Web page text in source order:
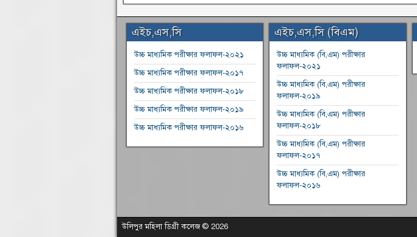
এইচ,এস,সি
উচ্চ মাধ্যমিক পরীক্ষার ফলাফল-২০২১
উচ্চ মাধ্যমিক পরীক্ষার ফলাফল-২০১৭
উচ্চ মাধ্যমিক পরীক্ষার ফলাফল-২০১৮
উচ্চ মাধ্যমিক পরীক্ষার ফলাফল-২০১৯
উচ্চ মাধ্যমিক পরীক্ষার ফলাফল-২০১৬
এইচ,এস,সি (বিএম)
উচ্চ মাধ্যমিক (বি,এম) পরীক্ষার
ফলাফল-২০২১
উচ্চ মাধ্যমিক (বি,এম) পরীক্ষার
ফলাফল-২০১৯
উচ্চ মাধ্যমিক (বি,এম) পরীক্ষার
ফলাফল-২০১৮
উচ্চ মাধ্যমিক (বি,এম) পরীক্ষার
ফলাফল-২০১৭
উচ্চ মাধ্যমিক (বি,এম) পরীক্ষার
ফলাফল-২০১৬
উলিপুর মহিলা ডিগ্রী কলেজ © 2026